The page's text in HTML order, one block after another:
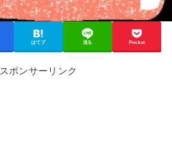
はてブ 送る Pocket
スポンサーリンク